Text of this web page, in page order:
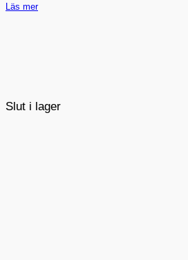
Slut i lager
Läs mer